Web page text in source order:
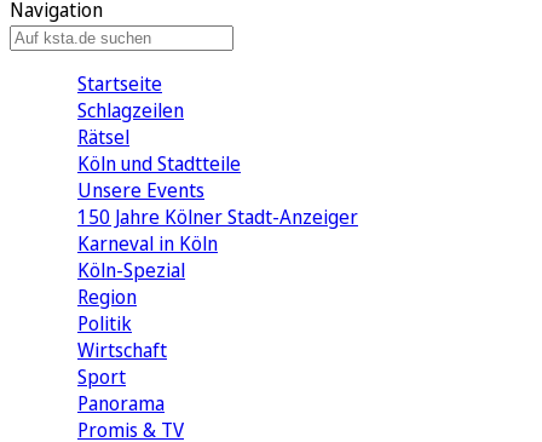
Navigation
Startseite
Schlagzeilen
Rätsel
Köln und Stadtteile
Unsere Events
150 Jahre Kölner Stadt-Anzeiger
Karneval in Köln
Köln-Spezial
Region
Politik
Wirtschaft
Sport
Panorama
Promis & TV